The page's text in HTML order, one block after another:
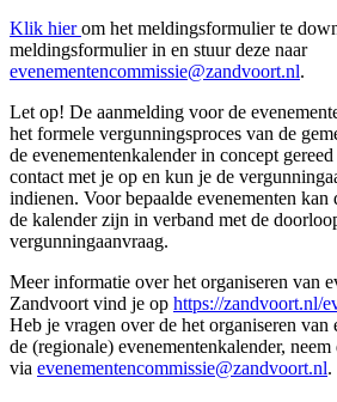
Klik hierom het meldingsformulier te
meldingsformulier in en stuur deze naar
evenementencommissie@zandvoort.nl.
Let op! De aanmelding voor de
het formele vergunningsproces van de
de evenementenkalender in concept
contact met je op en kun je de
indienen. Voor bepaalde evenementen
de kalender zijn in verband met de
vergunningaanvraag.
Meer informatie over het organiseren van
Zandvoort vind je op https://zandvoort.nl/
Heb je vragen over de het organiseren van
de (regionale) evenementenkalender,
via evenementencommissie@zandvoort.nl.